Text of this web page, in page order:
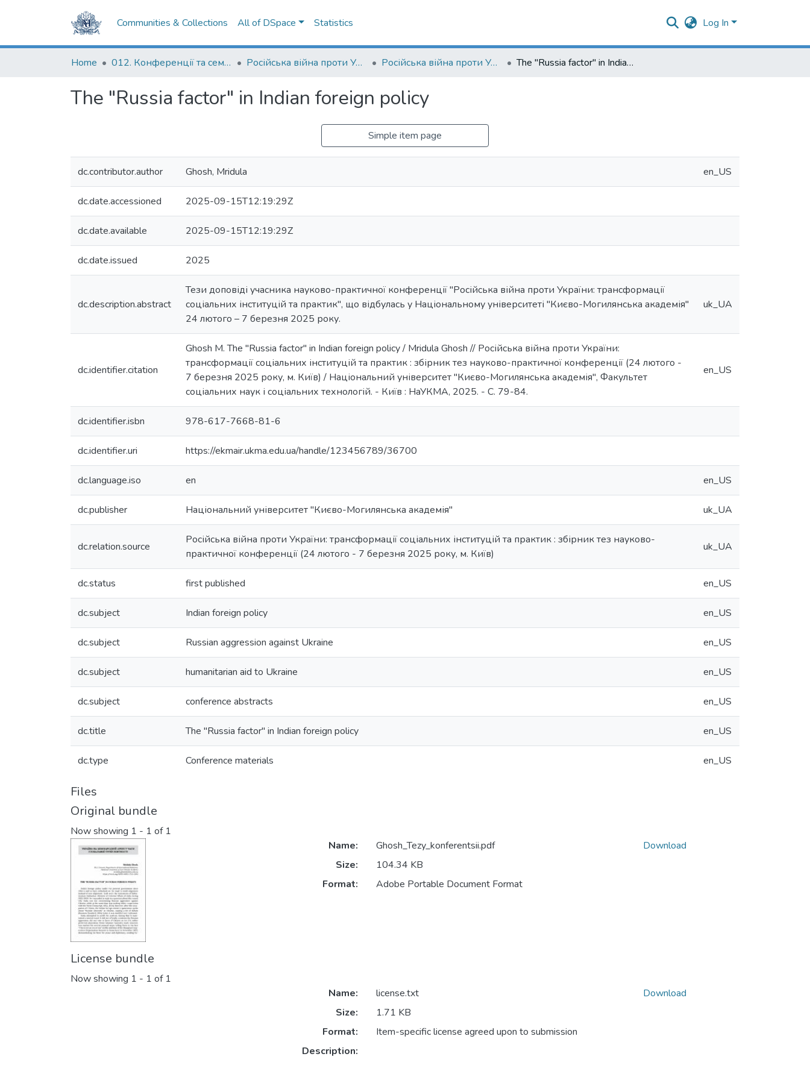
Communities & Collections All of DSpace Statistics Log In
Home 012. Конференції та семінари НаУКМА Російська війна проти України: трансформації соціальних інституцій та практик Російська війна проти України: трансформації соціальних інституцій та практик: збірник тез науково-практичної конференції (24 лютого — 7 березня 2025 року, м. Київ) The "Russia factor" in Indian foreign policy
The "Russia factor" in Indian foreign policy
Simple item page
dc.contributor.author Ghosh, Mridula en_US
dc.date.accessioned 2025-09-15T12:19:29Z
dc.date.available 2025-09-15T12:19:29Z
dc.date.issued 2025
dc.description.abstract
Тези доповіді учасника науково-практичної конференції "Російська війна проти України: трансформації
соціальних інституцій та практик", що відбулась у Національному університеті "Києво-Могилянська академія"
24 лютого – 7 березня 2025 року.
uk_UA
dc.identifier.citation
Ghosh M. The "Russia factor" in Indian foreign policy / Mridula Ghosh // Російська війна проти України:
трансформації соціальних інституцій та практик : збірник тез науково-практичної конференції (24 лютого -
7 березня 2025 року, м. Київ) / Національний університет "Києво-Могилянська академія", Факультет
соціальних наук і соціальних технологій. - Київ : НаУКМА, 2025. - C. 79-84.
en_US
dc.identifier.isbn 978-617-7668-81-6
dc.identifier.uri https://ekmair.ukma.edu.ua/handle/123456789/36700
dc.language.iso en en_US
dc.publisher Національний університет "Києво-Могилянська академія" uk_UA
dc.relation.source
Російська війна проти України: трансформації соціальних інституцій та практик : збірник тез науково-
практичної конференції (24 лютого - 7 березня 2025 року, м. Київ)
uk_UA
dc.status first published en_US
dc.subject Indian foreign policy en_US
dc.subject Russian aggression against Ukraine en_US
dc.subject humanitarian aid to Ukraine en_US
dc.subject conference abstracts en_US
dc.title The "Russia factor" in Indian foreign policy en_US
dc.type Conference materials en_US
Files
Original bundle
Now showing 1 - 1 of 1
Name:
Ghosh_Tezy_konferentsii.pdf
Size:
104.34 KB
Format:
Adobe Portable Document Format
Download
License bundle
Now showing 1 - 1 of 1
Name:
license.txt
Size:
1.71 KB
Format:
Item-specific license agreed upon to submission
Description:
Download